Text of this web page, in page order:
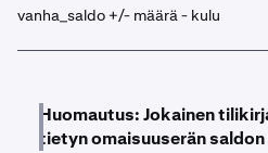
vanha_saldo +/- määrä - kulu
Huomautus:Jokainen
tietyn omaisuuserän